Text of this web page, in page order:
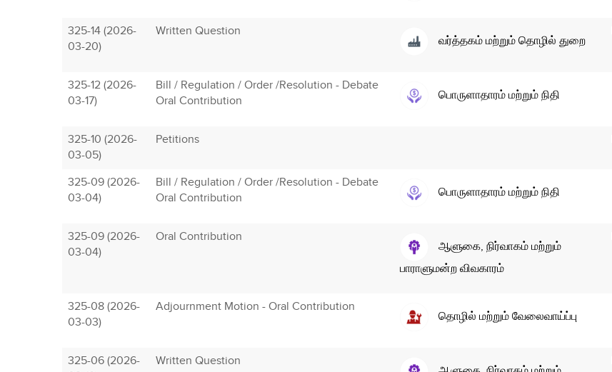
325-14 (2026-
03-20)
Written Question
வர்த்தகம் மற்றும் தொழில் துறை
325-12 (2026-
03-17)
Bill / Regulation / Order /Resolution - Debate
Oral Contribution
பொருளாதாரம் மற்றும் நிதி
325-10 (2026-
03-05)
Petitions
325-09 (2026-
03-04)
Bill / Regulation / Order /Resolution - Debate
Oral Contribution
பொருளாதாரம் மற்றும் நிதி
325-09 (2026-
03-04)
Oral Contribution
ஆளுகை, நிர்வாகம் மற்றும்
பாராளுமன்ற விவகாரம்
325-08 (2026-
03-03)
Adjournment Motion - Oral Contribution
தொழில் மற்றும் வேலைவாய்ப்பு
325-06 (2026-
Written Question